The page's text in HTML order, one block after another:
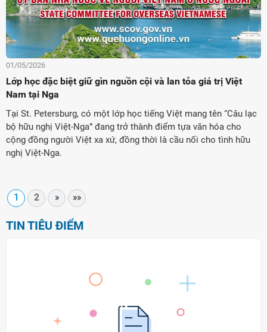
01/05/2026
Lớp học đặc biệt giữ gìn nguồn cội và lan tỏa giá trị Việt
Nam tại Nga
Tại St. Petersburg, có một lớp học tiếng Việt mang tên “Câu lạc
bộ hữu nghị Việt-Nga” đang trở thành điểm tựa văn hóa cho
cộng đồng người Việt xa xứ, đồng thời là cầu nối cho tình hữu
nghị Việt-Nga.
1 2 » »»
TIN TIÊU ĐIỂM